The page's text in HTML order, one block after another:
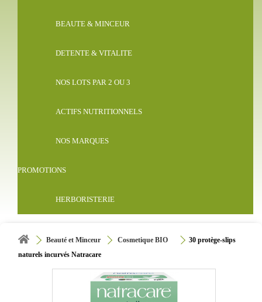
BEAUTE & MINCEUR
DETENTE & VITALITE
NOS LOTS PAR 2 OU 3
ACTIFS NUTRITIONNELS
NOS MARQUES
PROMOTIONS
HERBORISTERIE
Beauté et Minceur Cosmetique BIO
30 protège-slips
naturels incurvés Natracare